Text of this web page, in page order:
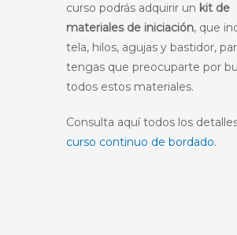
curso podrás adquirir un kit de
materiales de iniciación, que
tela, hilos, agujas y bastidor,
tengas que preocuparte por
todos estos materiales.
Consulta aquí todos los
curso continuo de bordado.